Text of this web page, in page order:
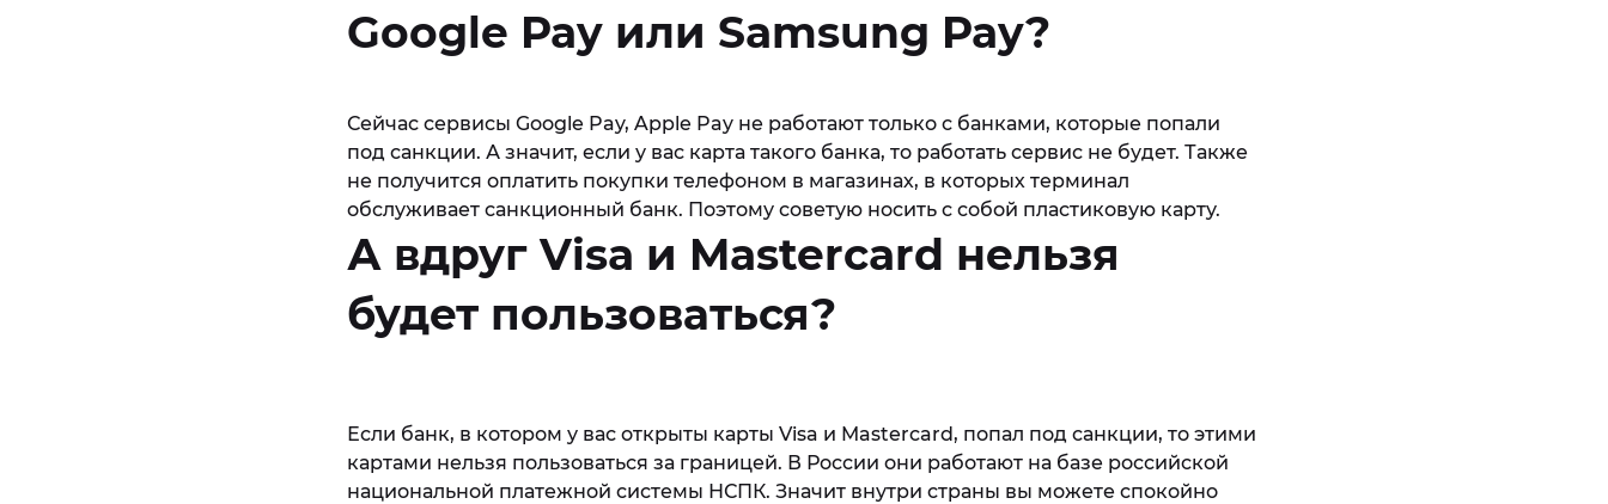
Google Pay или Samsung Pay?
Сейчас сервисы Google Pay, Apple Pay не работают только с банками, которые попали
под санкции. А значит, если у вас карта такого банка, то работать сервис не будет. Также
не получится оплатить покупки телефоном в магазинах, в которых терминал
обслуживает санкционный банк. Поэтому советую носить с собой пластиковую карту.
А вдруг Visa и Mastercard нельзя
будет пользоваться?
Если банк, в котором у вас открыты карты Visa и Mastercard, попал под санкции, то этими
картами нельзя пользоваться за границей. В России они работают на базе российской
национальной платежной системы НСПК. Значит внутри страны вы можете спокойно